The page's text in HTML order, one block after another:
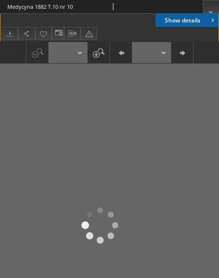
Show details
Medycyna 1882 T.10 nr 10